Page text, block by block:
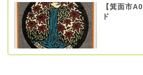
【箕面市
ド